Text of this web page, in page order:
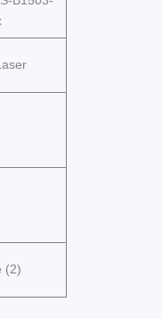
(2)